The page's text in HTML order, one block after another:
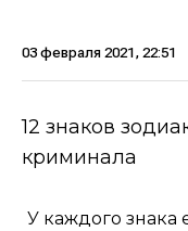
03 февраля 2021, 22:51
12 знаков
криминала
У каждого знака